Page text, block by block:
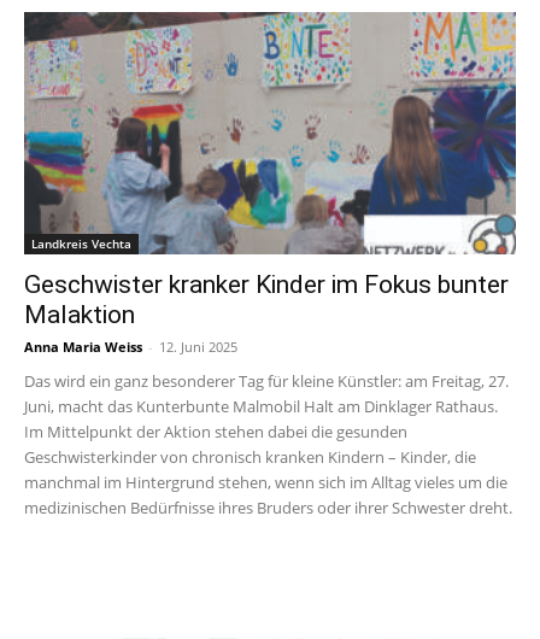
Landkreis Vechta
Geschwister kranker Kinder im Fokus bunter
Malaktion
Anna Maria Weiss - 12. Juni 2025
Das wird ein ganz besonderer Tag für kleine Künstler: am Freitag, 27.
Juni, macht das Kunterbunte Malmobil Halt am Dinklager Rathaus.
Im Mittelpunkt der Aktion stehen dabei die gesunden
Geschwisterkinder von chronisch kranken Kindern – Kinder, die
manchmal im Hintergrund stehen, wenn sich im Alltag vieles um die
medizinischen Bedürfnisse ihres Bruders oder ihrer Schwester dreht.